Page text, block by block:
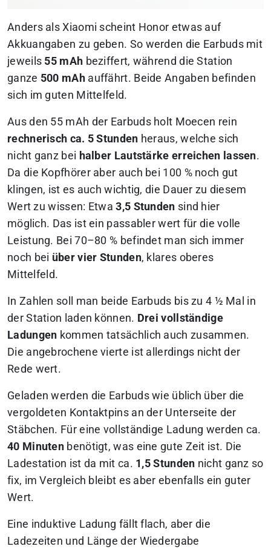
Anders als Xiaomi scheint Honor etwas auf
Akkuangaben zu geben. So werden die Earbuds mit
jeweils 55 mAh beziffert, während die Station
ganze 500 mAhauffährt. Beide Angaben befinden
sich im guten Mittelfeld.
Aus den 55 mAh der Earbuds holt Moecen rein
rechnerisch ca. 5 Stunden heraus, welche sich
nicht ganz bei halber Lautstärke erreichen lassen.
Da die Kopfhörer aber auch bei 100 % noch gut
klingen, ist es auch wichtig, die Dauer zu diesem
Wert zu wissen: Etwa 3,5 Stunden sind hier
möglich. Das ist ein passabler wert für die volle
Leistung. Bei 70–80 % befindet man sich immer
noch bei über vier Stunden, klares oberes
Mittelfeld.
In Zahlen soll man beide Earbuds bis zu 4 ½ Mal in
der Station laden können. Drei vollständige
Ladungen kommen tatsächlich auch zusammen.
Die angebrochene vierte ist allerdings nicht der
Rede wert.
Geladen werden die Earbuds wie üblich über die
vergoldeten Kontaktpins an der Unterseite der
Stäbchen. Für eine vollständige Ladung werden ca.
40 Minuten benötigt, was eine gute Zeit ist. Die
Ladestation ist da mit ca. 1,5 Stunden nicht ganz so
fix, im Vergleich bleibt es aber ebenfalls ein guter
Wert.
Eine induktive Ladung fällt flach, aber die
Ladezeiten und Länge der Wiedergabe